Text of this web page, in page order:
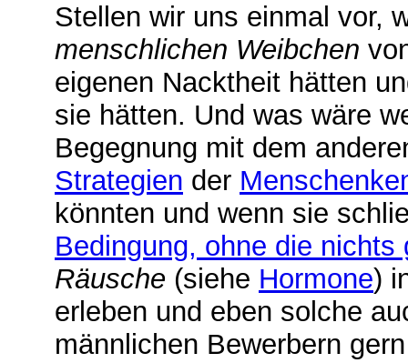
Stellen wir uns einmal vor,
menschlichen Weibchen
eigenen Nacktheit hätten
sie hätten. Und was wäre
Begegnung mit dem
Strategien der
könnten und wenn sie
Bedingung, ohne die nichts
Räusche (siehe Hormone)
erleben und eben solche
männlichen Bewerbern